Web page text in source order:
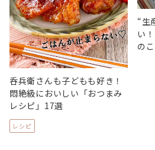
呑兵衛さんも子どもも好き！
悶絶級においしい「おつまみ
レシピ」17選
レシピ
“生
い
の